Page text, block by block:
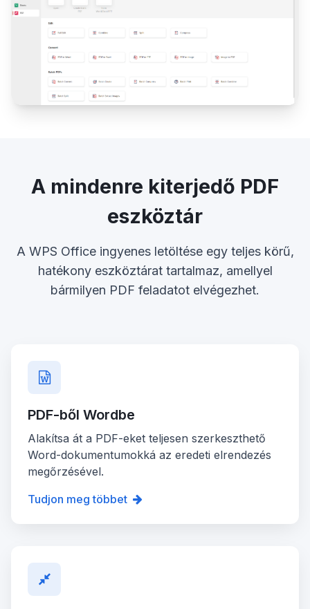
A mindenre kiterjedő PDF
eszköztár
A WPS Office ingyenes letöltése egy teljes körű,
hatékony eszköztárat tartalmaz, amellyel
bármilyen PDF feladatot elvégezhet.
PDF-ből Wordbe
Alakítsa át a PDF-eket teljesen szerkeszthető
Word-dokumentumokká az eredeti elrendezés
megőrzésével.
Tudjon meg többet